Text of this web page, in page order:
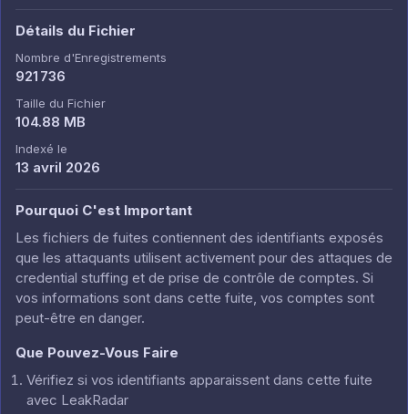
Détails du Fichier
Nombre d'Enregistrements
921 736
Taille du Fichier
104.88 MB
Indexé le
13 avril 2026
Pourquoi C'est Important
Les fichiers de fuites contiennent des identifiants exposés
que les attaquants utilisent activement pour des attaques de
credential stuffing et de prise de contrôle de comptes. Si
vos informations sont dans cette fuite, vos comptes sont
peut-être en danger.
Que Pouvez-Vous Faire
Vérifiez si vos identifiants apparaissent dans cette fuite
avec LeakRadar